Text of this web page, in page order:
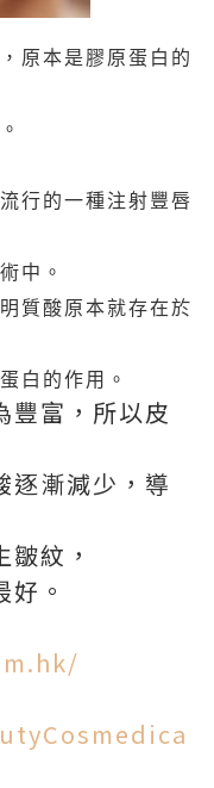
原本是膠原蛋白的
行的一種注射豐唇
中。
質酸原本就存在於
白的作用。
豐富，所以皮
逐漸減少，導
紋，
。